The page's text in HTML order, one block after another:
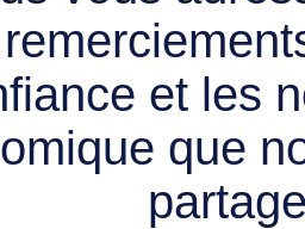
et les
que